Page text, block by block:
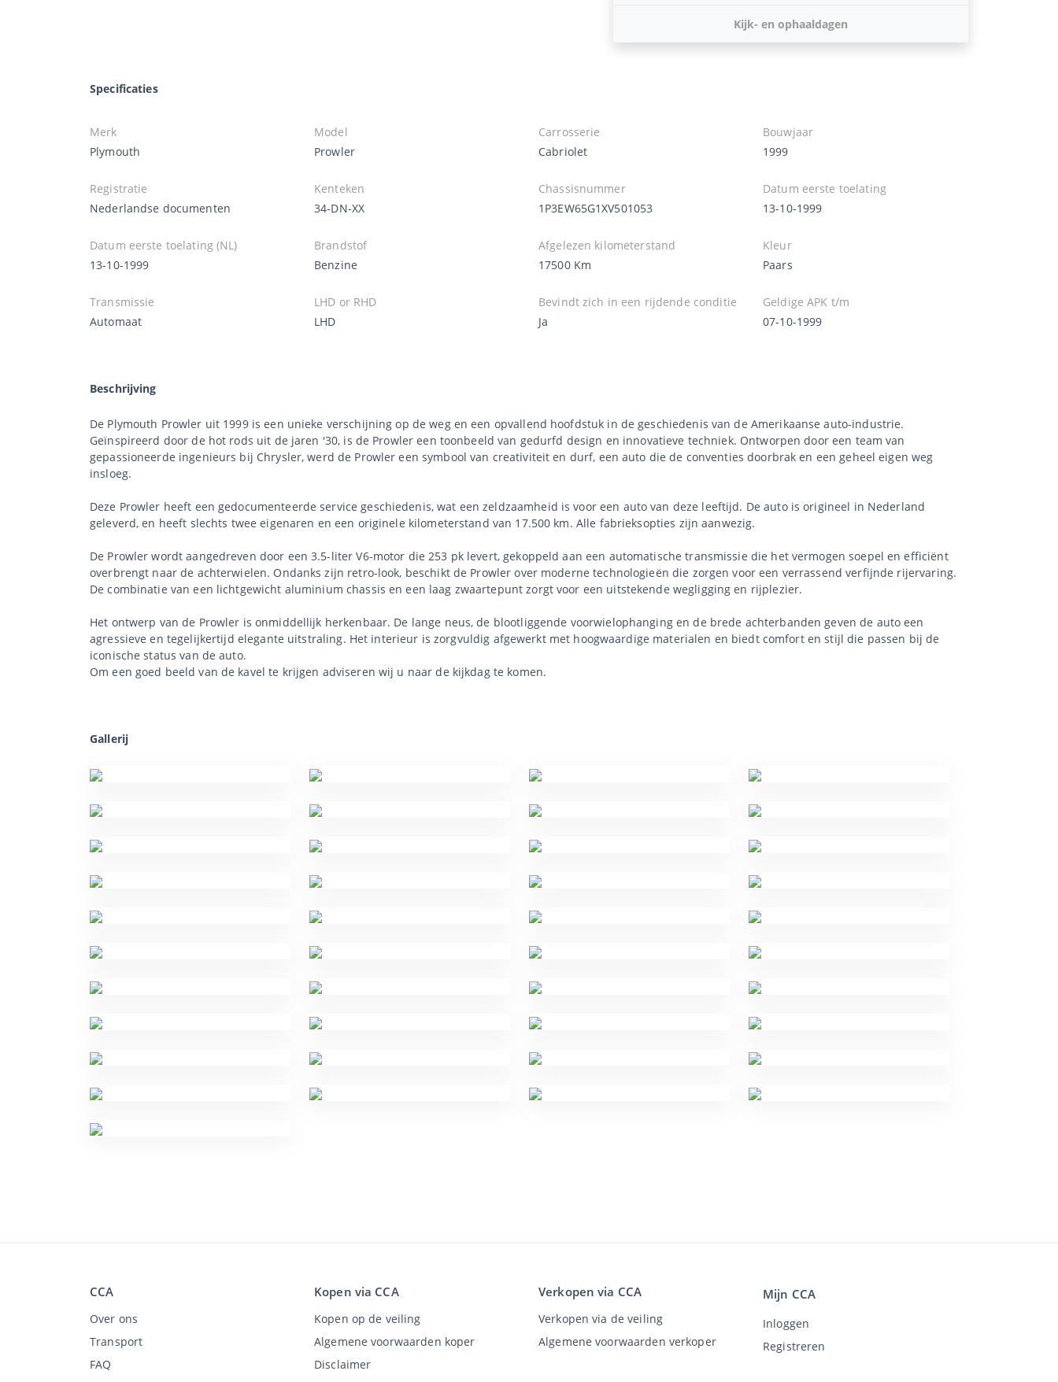
Kijk- en ophaaldagen
Specificaties
Merk
Plymouth
Model
Prowler
Carrosserie
Cabriolet
Bouwjaar
1999
Registratie
Nederlandse documenten
Kenteken
34-DN-XX
Chassisnummer
1P3EW65G1XV501053
Datum eerste toelating
13-10-1999
Datum eerste toelating (NL)
13-10-1999
Brandstof
Benzine
Afgelezen kilometerstand
17500 Km
Kleur
Paars
Transmissie
Automaat
LHD or RHD
LHD
Bevindt zich in een rijdende conditie
Ja
Geldige APK t/m
07-10-1999
Beschrijving
De Plymouth Prowler uit 1999 is een unieke verschijning op de weg en een opvallend hoofdstuk in de geschiedenis van de Amerikaanse auto-industrie.
Geïnspireerd door de hot rods uit de jaren '30, is de Prowler een toonbeeld van gedurfd design en innovatieve techniek. Ontworpen door een team van
gepassioneerde ingenieurs bij Chrysler, werd de Prowler een symbool van creativiteit en durf, een auto die de conventies doorbrak en een geheel eigen weg
insloeg.
Deze Prowler heeft een gedocumenteerde service geschiedenis, wat een zeldzaamheid is voor een auto van deze leeftijd. De auto is origineel in Nederland
geleverd, en heeft slechts twee eigenaren en een originele kilometerstand van 17.500 km. Alle fabrieksopties zijn aanwezig.
De Prowler wordt aangedreven door een 3.5-liter V6-motor die 253 pk levert, gekoppeld aan een automatische transmissie die het vermogen soepel en efficiënt
overbrengt naar de achterwielen. Ondanks zijn retro-look, beschikt de Prowler over moderne technologieën die zorgen voor een verrassend verfijnde rijervaring.
De combinatie van een lichtgewicht aluminium chassis en een laag zwaartepunt zorgt voor een uitstekende wegligging en rijplezier.
Het ontwerp van de Prowler is onmiddellijk herkenbaar. De lange neus, de blootliggende voorwielophanging en de brede achterbanden geven de auto een
agressieve en tegelijkertijd elegante uitstraling. Het interieur is zorgvuldig afgewerkt met hoogwaardige materialen en biedt comfort en stijl die passen bij de
iconische status van de auto.
Om een goed beeld van de kavel te krijgen adviseren wij u naar de kijkdag te komen.
Gallerij
CCA
Over ons
Transport
FAQ
Kopen via CCA
Kopen op de veiling
Algemene voorwaarden koper
Disclaimer
Verkopen via CCA
Verkopen via de veiling
Algemene voorwaarden verkoper
Mijn CCA
Inloggen
Registreren